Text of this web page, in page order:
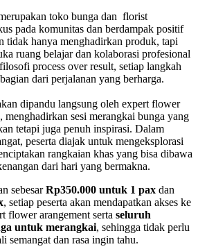
toko bunga dan florist
pada komunitas dan berdampak positif
tidak hanya menghadirkan produk, tapi
ruang belajar dan kolaborasi profesional
process over result, setiap langkah
dari perjalanan yang berharga.
dipandu langsung oleh expert flower
, menghadirkan sesi merangkai bunga yang
tetapi juga penuh inspirasi. Dalam
peserta diajak untuk mengeksplorasi
rangkaian khas yang bisa dibawa
dari hari yang bermakna.
sebesarRp350.000 untuk 1 pax dan
, setiap peserta akan mendapatkan akses ke
flower arangement serta seluruh
untuk merangkai, sehingga tidak perlu
semangat dan rasa ingin tahu.